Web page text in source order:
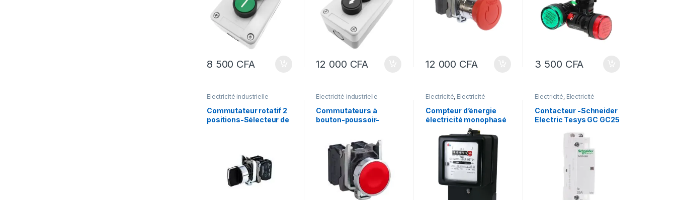
8 500 CFA 12 000 CFA 12 000 CFA 3 500 CFA
Electricité industrielle
Commutateur rotatif 2
positions-Sélecteur de
Electricité industrielle
Commutateurs à
bouton-poussoir-
Électricité, Electricité
Compteur d’énergie
électricité monophasé
wattmètre 20A 230V
50Hz max 80A-
Compteur électrique
divisionnaire
Électricité, Electricité
Contacteur -Schneider
Electric Tesys GC GC25
1 Pole, 25 A, 1NO